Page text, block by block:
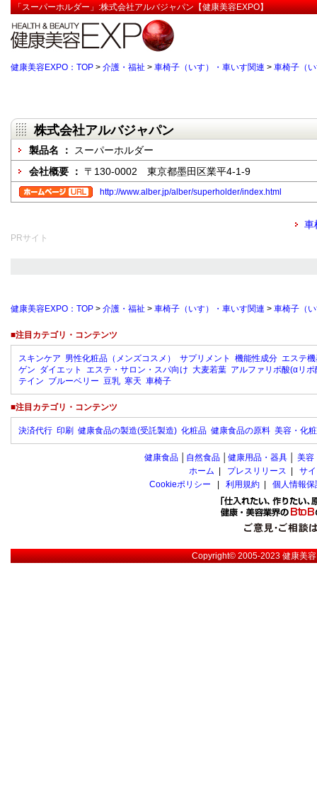
「スーパーホルダー」:株式会社アルバジャパン【健康美容EXPO】
健康美容EXPO：TOP > 介護・福祉 > 車椅子（いす）・車いす関連 > 車椅子（
株式会社アルバジャパン
製品名 ：
スーパーホルダー
会社概要 ： 〒130-0002 東京都墨田区業平4-1-9
http://www.alber.jp/alber/superholder/index.html
車
PRサイト
健康美容EXPO：TOP > 介護・福祉 > 車椅子（いす）・車いす関連 > 車椅子（
■注目カテゴリ・コンテンツ
スキンケア 男性化粧品（メンズコスメ） サプリメント 機能性成分 エステ
ゲン ダイエット エステ・サロン・スパ向け 大麦若葉 アルファリポ酸(αリポ
テイン ブルーベリー 豆乳 寒天 車椅子
■注目カテゴリ・コンテンツ
決済代行 印刷 健康食品の製造(受託製造) 化粧品 健康食品の原料 美容・化
健康食品 自然食品 健康用品・器具 美容
ホーム
プレスリリース
サ
Cookieポリシー
利用規約 個人情報
Copyright© 2005-2023健康美